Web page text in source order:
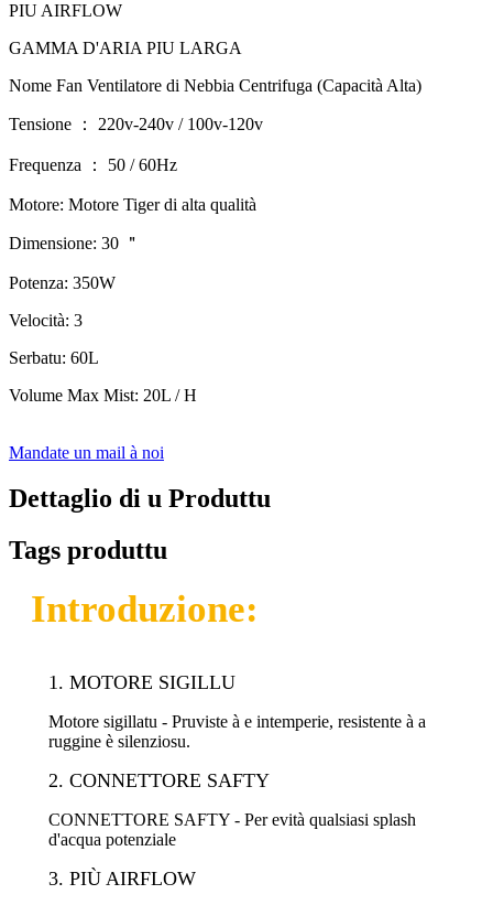
PIU AIRFLOW
GAMMA D'ARIA PIU LARGA
Nome Fan Ventilatore di Nebbia Centrifuga (Capacità Alta)
Tensione ： 220v-240v / 100v-120v
Frequenza ： 50 / 60Hz
Motore: Motore Tiger di alta qualità
Dimensione: 30 ＂
Potenza: 350W
Velocità: 3
Serbatu: 60L
Volume Max Mist: 20L / H
Mandate un mail à noi
Dettaglio di u Produttu
Tags produttu
Introduzione:
1. MOTORE SIGILLU
Motore sigillatu - Pruviste à e intemperie, resistente à a
ruggine è silenziosu.
2. CONNETTORE SAFTY
CONNETTORE SAFTY - Per evità qualsiasi splash
d'acqua potenziale
3. PIÙ AIRFLOW